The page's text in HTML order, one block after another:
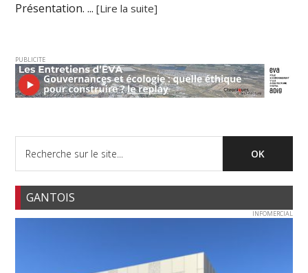
Présentation. ...[Lire la suite]
PUBLICITE
GANTOIS
INFOMERCIAL